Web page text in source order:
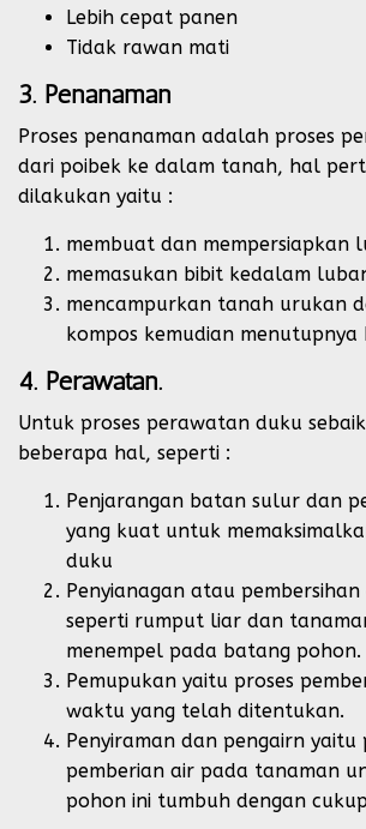
Lebih cepat panen
Tidak rawan mati
3. Penanaman
Proses penanaman adalah proses
dari poibek ke dalam tanah, hal
dilakukan yaitu :
membuat dan mempersiapkan
memasukan bibit kedalam
mencampurkan tanah urukan
kompos kemudian menutupnya
4. Perawatan.
Untuk proses perawatan duku
beberapa hal, seperti :
Penjarangan batan sulur dan
yang kuat untuk
duku
Penyianagan atau
seperti rumput liar dan
menempel pada batang pohon.
Pemupukan yaitu proses
waktu yang telah ditentukan.
Penyiraman dan pengairn yaitu
pemberian air pada tanaman
pohon ini tumbuh dengan